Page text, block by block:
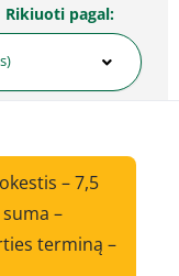
Rikiuoti pagal:
– 7,5
–
terminą –